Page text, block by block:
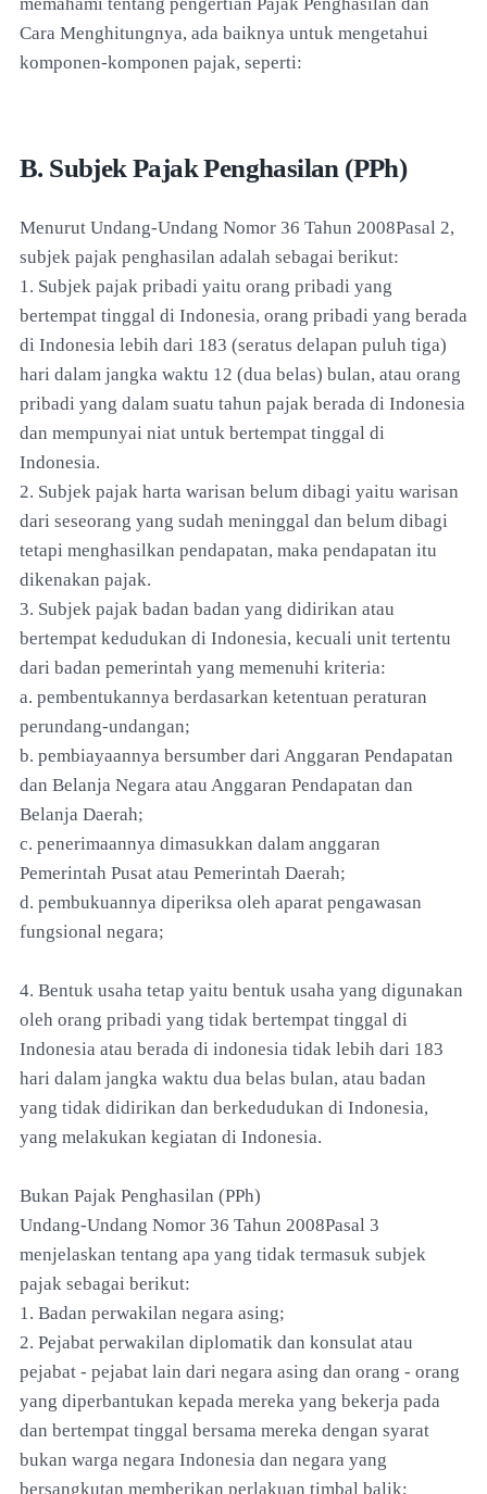
Cara Menghitungnya, ada baiknya untuk mengetahui
komponen-komponen pajak, seperti:
B. Subjek Pajak Penghasilan (PPh)
Menurut Undang-Undang Nomor 36 Tahun 2008Pasal 2,
subjek pajak penghasilan adalah sebagai berikut:
1. Subjek pajak pribadi yaitu orang pribadi yang
bertempat tinggal di Indonesia, orang pribadi yang berada
di Indonesia lebih dari 183 (seratus delapan puluh tiga)
hari dalam jangka waktu 12 (dua belas) bulan, atau orang
pribadi yang dalam suatu tahun pajak berada di Indonesia
dan mempunyai niat untuk bertempat tinggal di
Indonesia.
2. Subjek pajak harta warisan belum dibagi yaitu warisan
dari seseorang yang sudah meninggal dan belum dibagi
tetapi menghasilkan pendapatan, maka pendapatan itu
dikenakan pajak.
3. Subjek pajak badan badan yang didirikan atau
bertempat kedudukan di Indonesia, kecuali unit tertentu
dari badan pemerintah yang memenuhi kriteria:
a. pembentukannya berdasarkan ketentuan peraturan
perundang-undangan;
b. pembiayaannya bersumber dari Anggaran Pendapatan
dan Belanja Negara atau Anggaran Pendapatan dan
Belanja Daerah;
c. penerimaannya dimasukkan dalam anggaran
Pemerintah Pusat atau Pemerintah Daerah;
d. pembukuannya diperiksa oleh aparat pengawasan
fungsional negara;
4. Bentuk usaha tetap yaitu bentuk usaha yang digunakan
oleh orang pribadi yang tidak bertempat tinggal di
Indonesia atau berada di indonesia tidak lebih dari 183
hari dalam jangka waktu dua belas bulan, atau badan
yang tidak didirikan dan berkedudukan di Indonesia,
yang melakukan kegiatan di Indonesia.
Bukan Pajak Penghasilan (PPh)
Undang-Undang Nomor 36 Tahun 2008Pasal 3
menjelaskan tentang apa yang tidak termasuk subjek
pajak sebagai berikut:
1. Badan perwakilan negara asing;
2. Pejabat perwakilan diplomatik dan konsulat atau
pejabat - pejabat lain dari negara asing dan orang - orang
yang diperbantukan kepada mereka yang bekerja pada
dan bertempat tinggal bersama mereka dengan syarat
bukan warga negara Indonesia dan negara yang
bersangkutan memberikan perlakuan timbal balik;